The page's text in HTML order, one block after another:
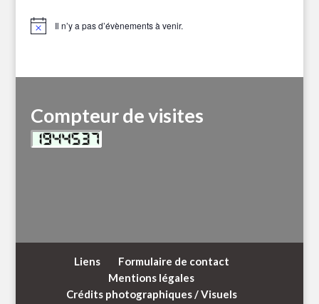
Notice Il n’y a pas d’évènements à venir.
Compteur de visites
Liens
Formulaire de contact
Mentions légales
Crédits photographiques / Visuels